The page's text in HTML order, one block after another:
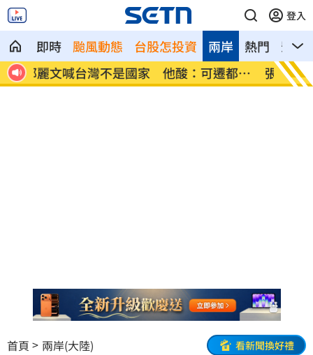
登入
即時 颱風動態 台股怎投資 熱門 影音
兩岸
重
張景森轟慈濟為什麼這麼好騙？ 柯轟
首頁 兩岸(大陸) 看新聞換好禮